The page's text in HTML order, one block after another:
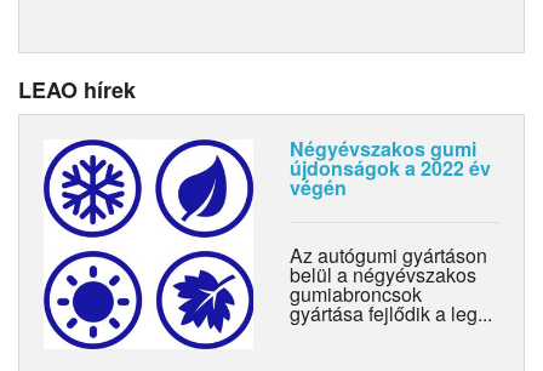
LEAO hírek
Négyévszakos gumi
újdonságok a 2022 év
végén
Az autógumi gyártáson
belül a négyévszakos
gumiabroncsok
gyártása fejlődik a leg...